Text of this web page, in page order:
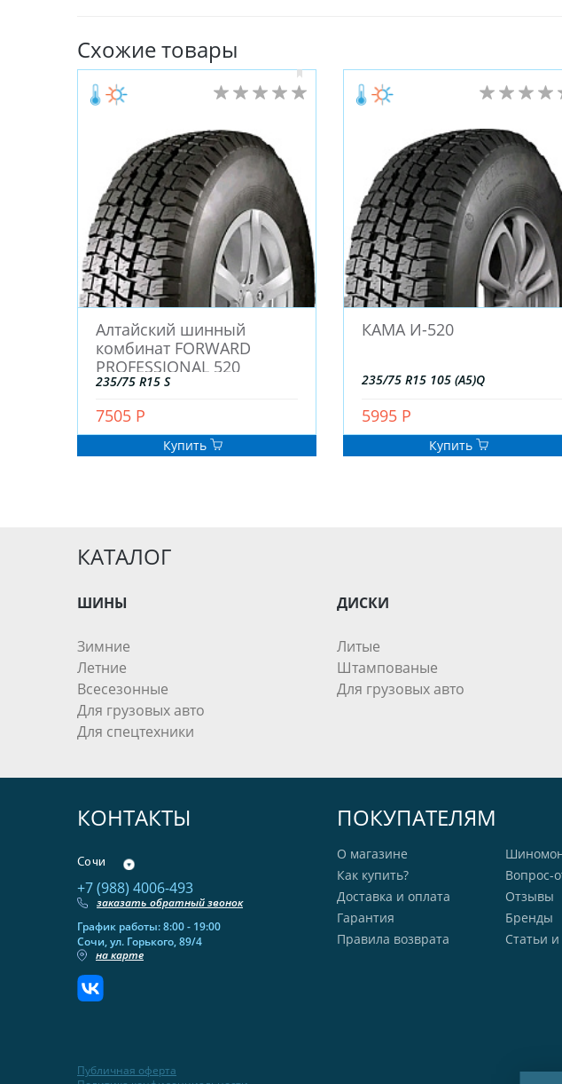
Схожие товары
Алтайский шинный
комбинат FORWARD
PROFESSIONAL 520
235/75 R15 S
7505 Р
Купить
КАМА И-520
235/75 R15 105 (A5)Q
5995 Р
Купить
КАТАЛОГ
ШИНЫ
Зимние
Летние
Всесезонные
Для грузовых авто
Для спецтехники
ДИСКИ
Литые
Штампованые
Для грузовых авто
КОНТАКТЫ
Сочи
+7 (988) 4006-493
заказать обратный звонок
График работы: 8:00 - 19:00
Сочи, ул. Горького, 89/4
на карте
ПОКУПАТЕЛЯМ
О магазине
Как купить?
Доставка и оплата
Гарантия
Правила возврата
Вопрос-
Отзывы
Бренды
Статьи
Публичная оферта